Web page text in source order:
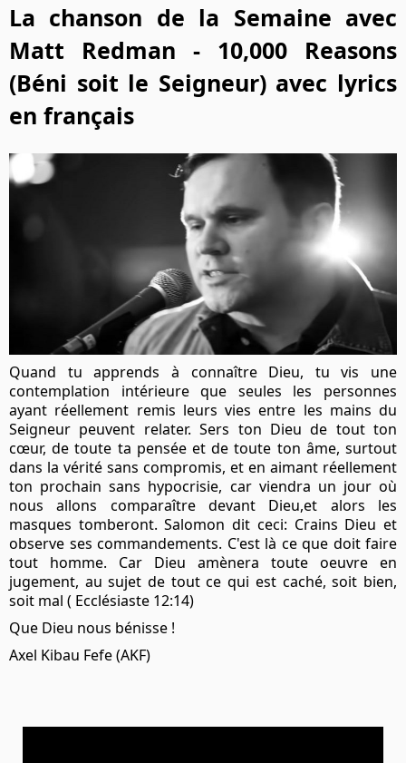
La chanson de la Semaine avec
Matt Redman - 10,000 Reasons
(Béni soit le Seigneur) avec lyrics
en français
Quand tu apprends à connaître Dieu, tu vis une
contemplation intérieure que seules les personnes
ayant réellement remis leurs vies entre les mains du
Seigneur peuvent relater. Sers ton Dieu de tout ton
cœur, de toute ta pensée et de toute ton âme, surtout
dans la vérité sans compromis, et en aimant réellement
ton prochain sans hypocrisie, car viendra un jour où
nous allons comparaître devant Dieu,et alors les
masques tomberont. Salomon dit ceci: Crains Dieu et
observe ses commandements. C'est là ce que doit faire
tout homme. Car Dieu amènera toute oeuvre en
jugement, au sujet de tout ce qui est caché, soit bien,
soit mal ( Ecclésiaste 12:14)
Que Dieu nous bénisse !
Axel Kibau Fefe (AKF)